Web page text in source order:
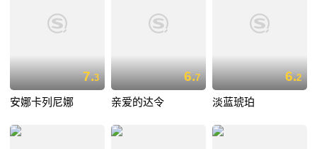
7.3
安娜卡列尼娜
6.7
亲爱的达令
6.2
淡蓝琥珀